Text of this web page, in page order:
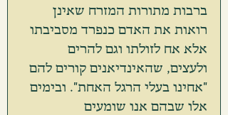
ברבות מתורות המזרח שאינן
רואות את האדם כנפרד מסביבתו
אלא אח לזולתו וגם להרים
ולעצים, שהאינדיאנים קורים להם
"אחינו בעלי הרגל האחת". ובימים
אלו שבהם אנו שומעים